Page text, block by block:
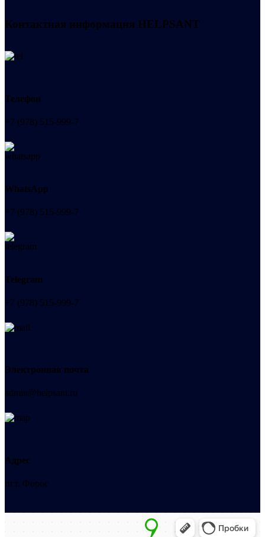
Контактная информация HELPSANT
Телефон
+7 (978) 515-999-7
WhatsApp
+7 (978) 515-999-7
Telegram
+7 (978) 515-999-7
Электронная почта
admin@helpsant.ru
Адрес
пгт. Форос